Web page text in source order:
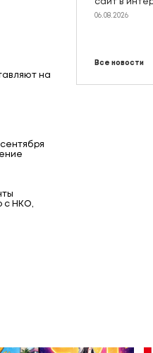
на
с НКО,
сайт в
06.08.2026
Все новости